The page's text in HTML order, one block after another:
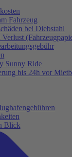
Fahrzeug
bei Diebstahl
Sunny Ride
bis 24h vor
Blick